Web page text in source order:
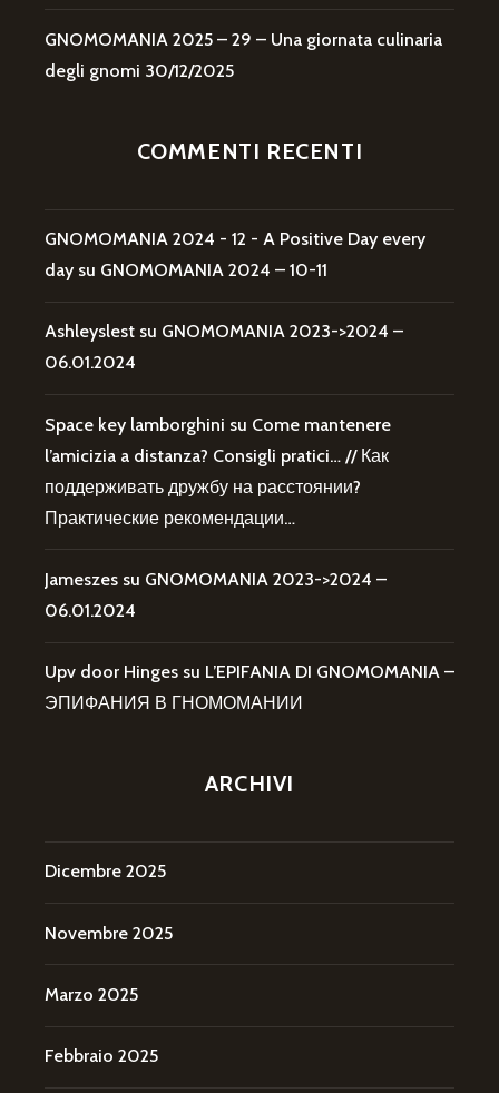
GNOMOMANIA 2025 – 29 – Una giornata culinaria
degli gnomi 30/12/2025
COMMENTI RECENTI
GNOMOMANIA 2024 - 12 - A Positive Day every
day su GNOMOMANIA 2024 – 10-11
Ashleyslest su GNOMOMANIA 2023->2024 –
06.01.2024
Space key lamborghini su Come mantenere
l’amicizia a distanza? Consigli pratici… // Как
поддерживать дружбу на расстоянии?
Практические рекомендации…
Jameszes su GNOMOMANIA 2023->2024 –
06.01.2024
Upv door Hinges su L’EPIFANIA DI GNOMOMANIA –
ЭПИФАНИЯ В ГНОМОМАНИИ
ARCHIVI
Dicembre 2025
Novembre 2025
Marzo 2025
Febbraio 2025